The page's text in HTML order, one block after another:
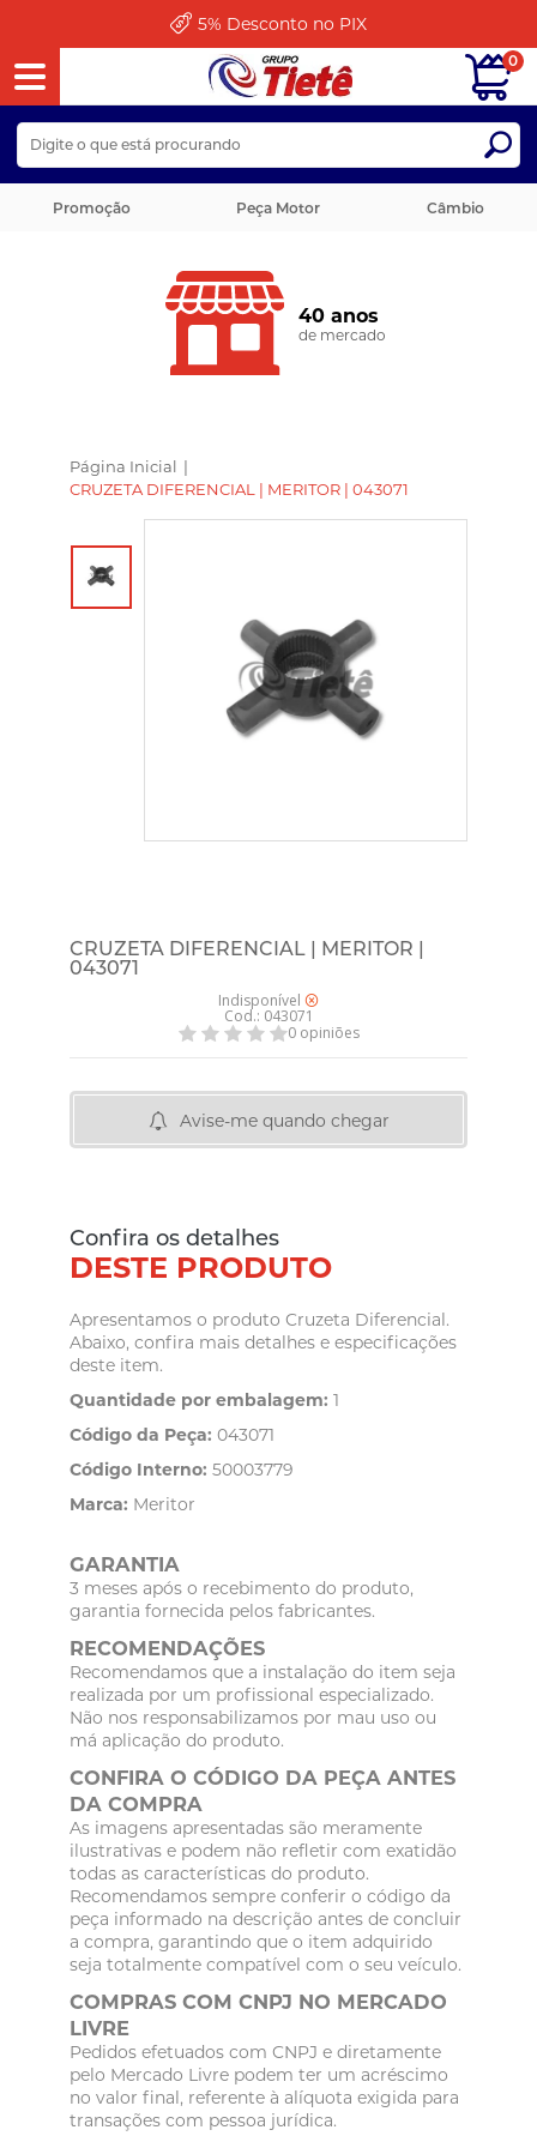
5% Desconto no PIX
Promoção Peça Motor Câmbio
0
40 anos
de mercado
Página Inicial |
CRUZETA DIFERENCIAL | MERITOR | 043071
CRUZETA DIFERENCIAL | MERITOR |
043071
Indisponível
Cod.: 043071
0 opiniões
Avise-me quando chegar
Confira os detalhes
DESTE PRODUTO
Apresentamos o produto Cruzeta Diferencial.
Abaixo, confira mais detalhes e especificações
deste item.
Quantidade por embalagem: 1
Código da Peça: 043071
Código Interno: 50003779
Marca: Meritor
GARANTIA
3 meses após o recebimento do produto,
garantia fornecida pelos fabricantes.
RECOMENDAÇÕES
Recomendamos que a instalação do item seja
realizada por um profissional especializado.
Não nos responsabilizamos por mau uso ou
má aplicação do produto.
CONFIRA O CÓDIGO DA PEÇA ANTES
DA COMPRA
As imagens apresentadas são meramente
ilustrativas e podem não refletir com exatidão
todas as características do produto.
Recomendamos sempre conferir o código da
peça informado na descrição antes de concluir
a compra, garantindo que o item adquirido
seja totalmente compatível com o seu veículo.
COMPRAS COM CNPJ NO MERCADO
LIVRE
Pedidos efetuados com CNPJ e diretamente
pelo Mercado Livre podem ter um acréscimo
no valor final, referente à alíquota exigida para
transações com pessoa jurídica.